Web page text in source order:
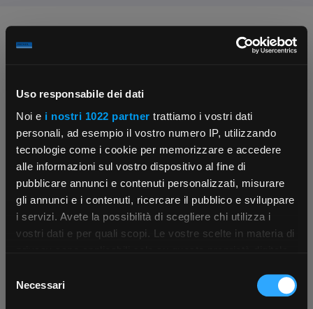
Uso responsabile dei dati
Noi e i nostri 1022 partner trattiamo i vostri dati
personali, ad esempio il vostro numero IP, utilizzando
tecnologie come i cookie per memorizzare e accedere
alle informazioni sul vostro dispositivo al fine di
pubblicare annunci e contenuti personalizzati, misurare
gli annunci e i contenuti, ricercare il pubblico e sviluppare
i servizi. Avete la possibilità di scegliere chi utilizza i
vostri dati e per quali scopi. Le vostre scelte in materia di
modificare o revocare il proprio consenso in qualsiasi
momento dalla Dichiarazione sui cookie o facendo clic
delNecessari
×
App Rexel Italia
Chiedi ai nostri tecnici
Parla con il customer care dedicato Ti affiancheremo passo dopo passo